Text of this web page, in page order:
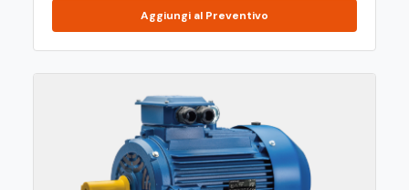
Aggiungi al Preventivo